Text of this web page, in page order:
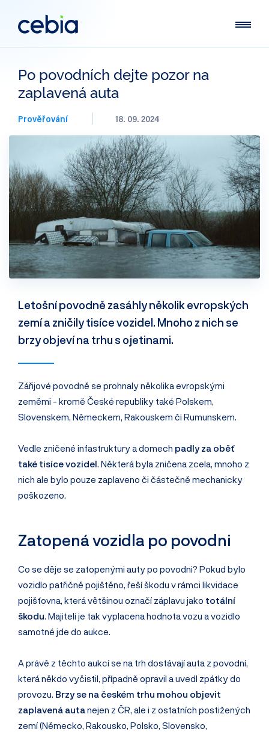
Po povodních dejte pozor na
zaplavená auta
Prověřování 18. 09. 2024
Letošní povodně zasáhly několik evropských
zemí a zničily tisíce vozidel. Mnoho z nich se
brzy objeví na trhu s ojetinami.
Zářijové povodně se prohnaly několika evropskými
zeměmi - kromě České republiky také Polskem,
Slovenskem, Německem, Rakouskem či Rumunskem.
Vedle zničené infastruktury a domech padly za oběť
také tisíce vozidel. Některá byla zničena zcela, mnoho z
nich ale bylo pouze zaplaveno či částečně mechanicky
poškozeno.
Zatopená vozidla po povodni
Co se děje se zatopenými auty po povodni? Pokud bylo
vozidlo patřičně pojištěno, řeší škodu v rámci likvidace
pojišťovna, která většinou označí záplavu jako totální
škodu. Majiteli je tak vyplacena hodnota vozu a vozidlo
samotné jde do aukce.
A právě z těchto aukcí se na trh dostávají auta z povodní,
která někdo vyčistil, případně opravil a uvedl zpátky do
provozu. Brzy se na českém trhu mohou objevit
zaplavená autanejen z ČR, ale i z ostatních postižených
zemí (Německo, Rakousko, Polsko, Slovensko,